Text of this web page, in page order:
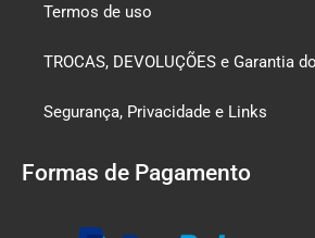
Termos de uso
TROCAS, DEVOLUÇÕES e Garantia
Segurança, Privacidade e Links
Formas de Pagamento